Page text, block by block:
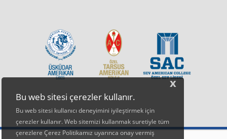
x
Bu web sitesi çerezler kullanır.
Bu web sitesi kullanıcı deneyimini iyileştirmek için
çerezler kullanır. Web sitemizi kullanmak suretiyle tüm
çerezlere Çerez Politikamız uyarınca onay vermiş